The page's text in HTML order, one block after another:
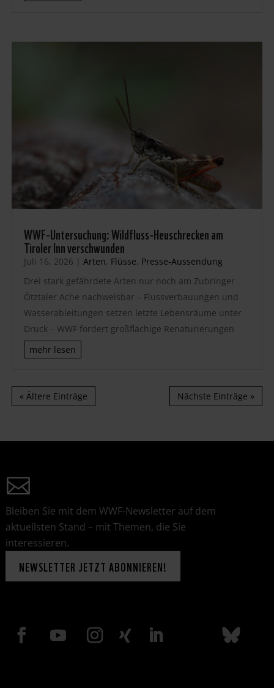
WWF-Untersuchung: Wildfluss-Heuschrecken am
Tiroler Inn verschwunden
Juli 16, 2026 | Arten, Flüsse, Presse-Aussendung
Drei stark gefährdete Arten nur noch am Zubringer
Ötztaler Ache nachweisbar – Flussverbauungen und
Wasserableitungen setzen letzte Lebensräume unter
Druck – WWF fordert großflächige Renaturierungen
mehr lesen
« Ältere Einträge Nächste Einträge »
Bleiben Sie mit dem WWF-Newsletter auf dem
aktuellsten Stand – mit Themen, die Sie
interessieren.
NEWSLETTER JETZT ABONNIEREN!